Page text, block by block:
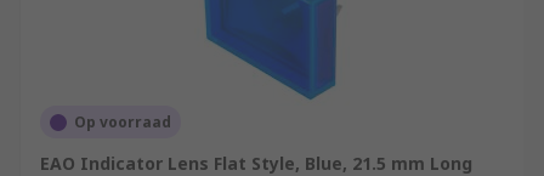
Op voorraad
EAO Indicator Lens Flat Style, Blue, 21.5 mm Long